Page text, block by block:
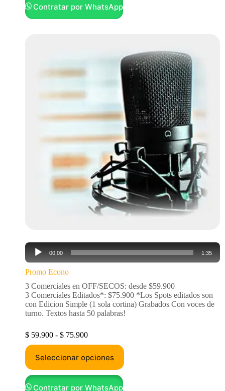
Contratar por WhatsApp
Reproductor
audio
00:00 1:35
Promo Econo
3 Comerciales en OFF/SECOS: desde $59.900
3 Comerciales Editados*: $75.900 *Los Spots editados son
con Edicion Simple (1 sola cortina) Grabados Con voces de
turno. Textos hasta 50 palabras!
$ 59.900 - $ 75.900
Seleccionar opciones
Contratar por WhatsApp